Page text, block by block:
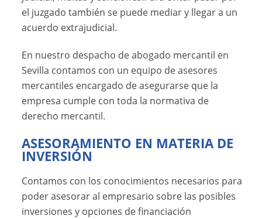
el juzgado también se puede mediar y llegar a un
acuerdo extrajudicial.
En nuestro despacho de abogado mercantil en
Sevilla contamos con un equipo de asesores
mercantiles encargado de asegurarse que la
empresa cumple con toda la normativa de
derecho mercantil.
ASESORAMIENTO EN MATERIA DE
INVERSIÓN
Contamos con los conocimientos necesarios para
poder asesorar al empresario sobre las posibles
inversiones y opciones de financiación